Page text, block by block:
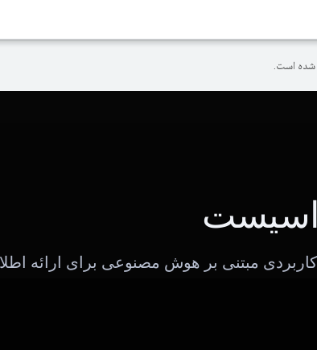
شده است.
اسیست
کاربردی مبتنی بر هوش مصنوعی برای ارائه